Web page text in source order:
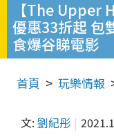
【The Upper
優惠33折起 包
食爆谷睇電影
首頁 玩樂情報
文: 劉紀彤